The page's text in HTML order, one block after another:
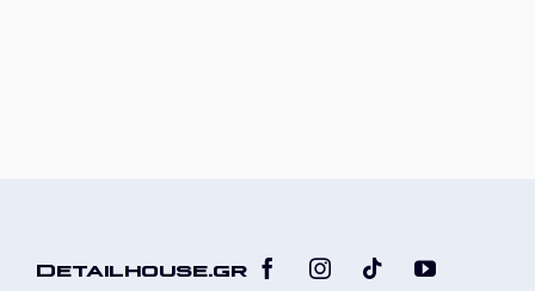
Detailhouse.gr